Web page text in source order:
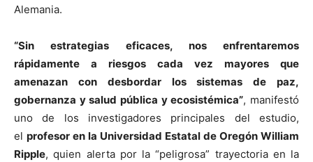
Alemania.
“Sin estrategias eficaces, nos enfrentaremos
rápidamente a riesgos cada vez mayores que
amenazan con desbordar los sistemas de paz,
gobernanza y salud pública y ecosistémica”, manifestó
uno de los investigadores principales del estudio,
el profesor en la Universidad Estatal de Oregón William
Ripple, quien alerta por la “peligrosa” trayectoria en la